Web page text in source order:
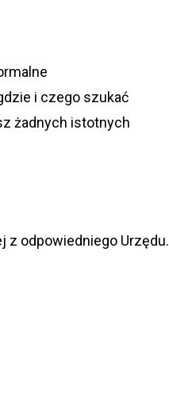
i czego szukać
żadnych istotnych
z odpowiedniego Urzędu.